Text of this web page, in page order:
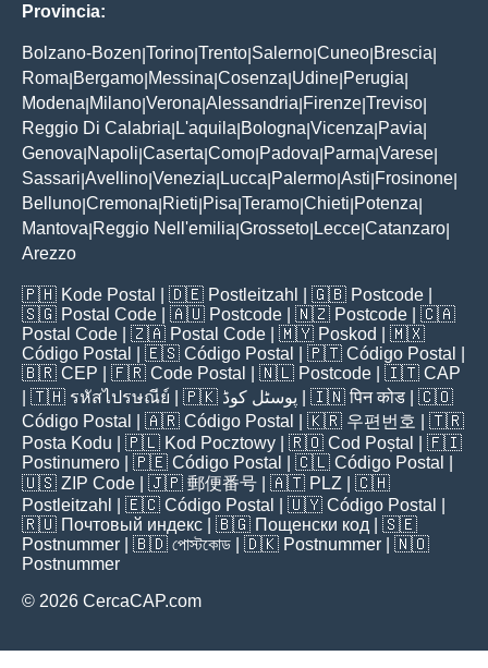
Provincia:
Bolzano-Bozen Torino Trento Salerno Cuneo Brescia
Roma Bergamo Messina Cosenza Udine Perugia
Modena Milano Verona Alessandria Firenze Treviso
Reggio Di Calabria L'aquila Bologna Vicenza Pavia
Genova Napoli Caserta Como Padova Parma Varese
Sassari Avellino Venezia Lucca Palermo Asti Frosinone
Belluno Cremona Rieti Pisa Teramo Chieti Potenza
Mantova Reggio Nell'emilia Grosseto Lecce Catanzaro
Arezzo
🇵🇭 Kode Postal | 🇩🇪 Postleitzahl | 🇬🇧 Postcode
🇸🇬 Postal Code | 🇦🇺 Postcode | 🇳🇿 Postcode | 🇨🇦
Postal Code | 🇿🇦 Postal Code | 🇲🇾 Poskod
| 🇲🇽
Código Postal
| 🇪🇸 Código Postal | 🇵🇹 Código Postal
🇧🇷 CEP | 🇫🇷 Code Postal | 🇳🇱 Postcode | 🇮🇹 CAP
| 🇹🇭 รหัสไปรษณีย์ | 🇵🇰 پوسٹل کوڈ | 🇮🇳पिन कोड | 🇨🇴
Código Postal
| 🇦🇷 Código Postal | 🇰🇷 우편번호
| 🇹🇷
Posta Kodu | 🇵🇱 Kod Pocztowy | 🇷🇴 Cod Poștal
| 🇫🇮
Postinumero | 🇵🇪 Código Postal | 🇨🇱 Código Postal
🇺🇸 ZIP Code | 🇯🇵 郵便番号 | 🇦🇹 PLZ | 🇨🇭
Postleitzahl
| 🇪🇨 Código Postal | 🇺🇾 Código Postal
🇷🇺 Почтовый индекс | 🇧🇬 Пощенски код | 🇸🇪
Postnummer | 🇧🇩 পোস্টকোড | 🇩🇰 Postnummer | 🇳🇴
Postnummer
© 2026 CercaCAP.com